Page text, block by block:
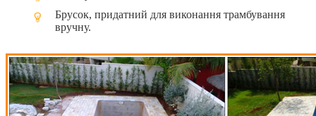
Брусок, придатний для виконання трамбування
вручну.